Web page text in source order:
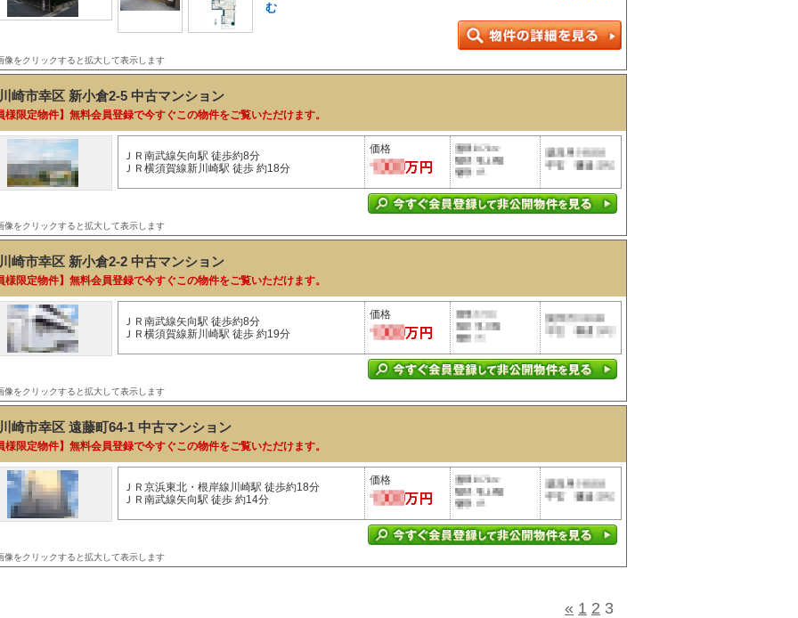
む
をクリックすると拡大して表示します
崎市幸区 新小倉2-5 中古マンション
様限定物件】無料会員登録で今すぐこの物件をご覧いただけます。
ＪＲ南武線矢向駅 徒歩約8分
ＪＲ横須賀線新川崎駅 徒歩 約18分
価格
をクリックすると拡大して表示します
崎市幸区 新小倉2-2 中古マンション
様限定物件】無料会員登録で今すぐこの物件をご覧いただけます。
ＪＲ南武線矢向駅 徒歩約8分
ＪＲ横須賀線新川崎駅 徒歩 約19分
価格
をクリックすると拡大して表示します
崎市幸区 遠藤町64-1 中古マンション
様限定物件】無料会員登録で今すぐこの物件をご覧いただけます。
ＪＲ京浜東北・根岸線川崎駅 徒歩約18分
ＪＲ南武線矢向駅 徒歩 約14分
価格
をクリックすると拡大して表示します
« 1 2 3